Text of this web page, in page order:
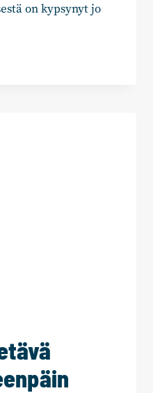
on kypsynyt jo